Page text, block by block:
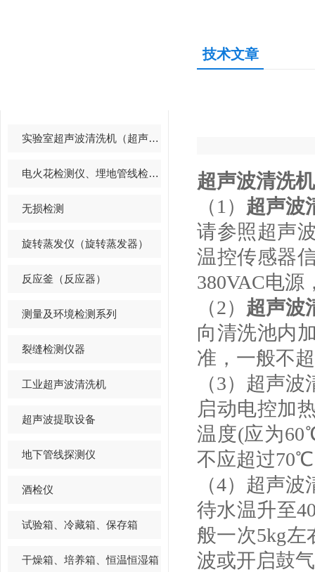
实验室超声波清洗机（超声波清洗器）
电火花检测仪、埋地管线检测仪
无损检测
旋转蒸发仪（旋转蒸发器）
反应釜（反应器）
测量及环境检测系列
裂缝检测仪器
工业超声波清洗机
超声波提取设备
地下管线探测仪
酒检仪
试验箱、冷藏箱、保存箱
干燥箱、培养箱、恒温恒湿箱
技术文章
超声波清洗机
（1） 超声波
请参照超声
温控传感器
380VAC电
（2） 超声波
向清洗池内
准，一般不
（3）超声
启动电控加
温度(应为
不应超过
（4）超声
待水温升至
般一次5kg
波或开启鼓